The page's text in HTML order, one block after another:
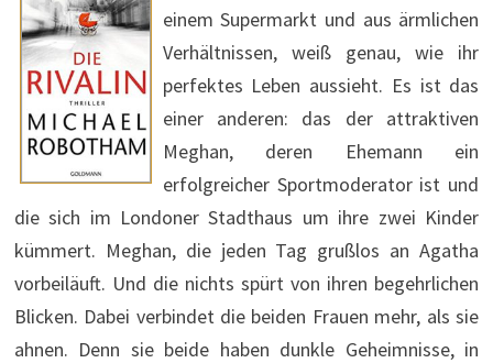
einem Supermarkt und aus ärmlichen
Verhältnissen, weiß genau, wie ihr
perfektes Leben aussieht. Es ist das
einer anderen: das der attraktiven
Meghan, deren Ehemann ein
erfolgreicher Sportmoderator ist und
die sich im Londoner Stadthaus um ihre zwei Kinder
kümmert. Meghan, die jeden Tag grußlos an Agatha
vorbeiläuft. Und die nichts spürt von ihren begehrlichen
Blicken. Dabei verbindet die beiden Frauen mehr, als sie
ahnen. Denn sie beide haben dunkle Geheimnisse, in